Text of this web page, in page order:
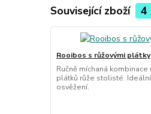
Související zboží 4
Rooibos s růžovými plátky
Ručně míchaná
plátků růže stolisté.
osvěžení.